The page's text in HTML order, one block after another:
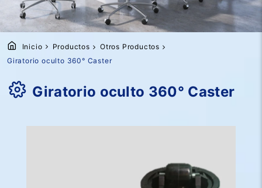
Inicio Productos
Otros Productos
Giratorio oculto 360° Caster
Giratorio oculto 360° Caster